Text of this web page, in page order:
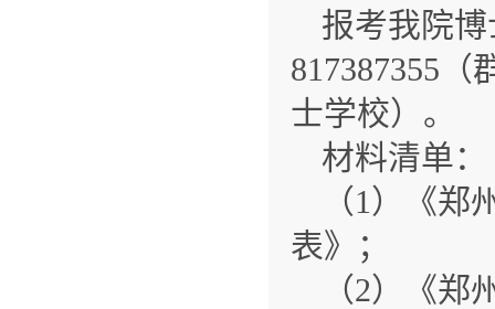
报考我院
817387355
士学校）。
材料清单：
（1）《
表》；
（2）《